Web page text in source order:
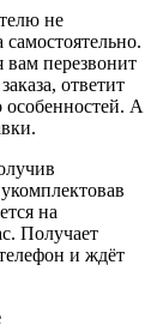
не
вам перезвонит
ответит
особенностей. А
на
Получает
и ждёт